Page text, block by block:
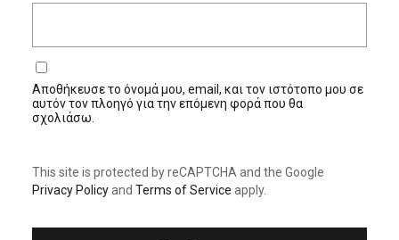
Αποθήκευσε το όνομά μου, email, και τον ιστότοπο μου σε
αυτόν τον πλοηγό για την επόμενη φορά που θα
σχολιάσω.
This site is protected by reCAPTCHA and the Google
Privacy Policyand Terms of Service apply.